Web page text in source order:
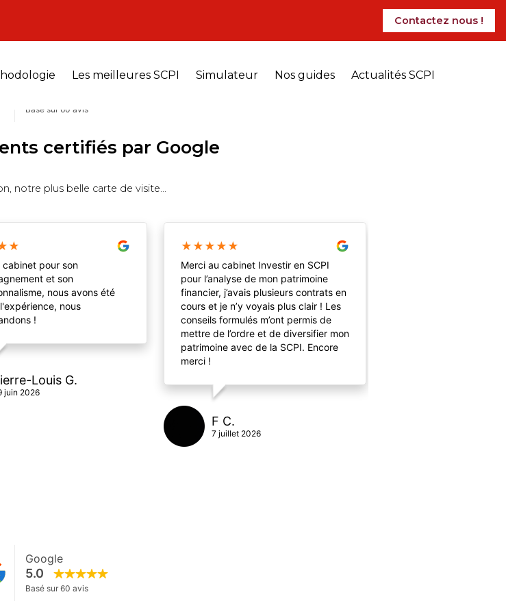
Contactez nous !
Les meilleures SCPI Simulateur Nos guides Actualités SCPI
certifiés par Google
notre plus belle carte de visite...
★
cabinet pour son
et son
nous avons été
nous
!
Louis G.
juin 2026
★ ★ ★ ★ ★
Merci au cabinet Investir en SCPI
pour l’analyse de mon patrimoine
financier, j’avais plusieurs contrats en
cours et je n’y voyais plus clair ! Les
conseils formulés m’ont permis de
mettre de l’ordre et de diversifier mon
patrimoine avec de la SCPI. Encore
merci !
F C.
7 juillet 2026